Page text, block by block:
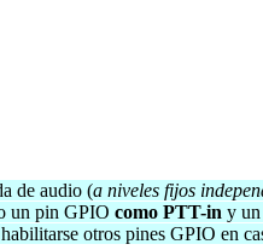
de audio (a niveles fijos
un pin GPIO como PTT-in y
otros pines GPIO en